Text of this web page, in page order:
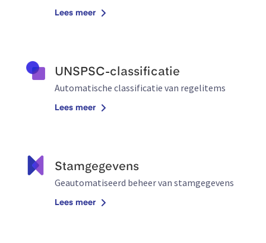
Lees meer
UNSPSC-classificatie
Automatische classificatie van regelitems
Lees meer
Stamgegevens
Geautomatiseerd beheer van stamgegevens
Lees meer